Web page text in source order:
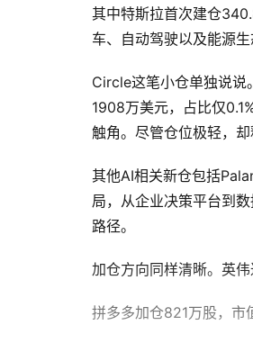
其中特斯拉首次建仓
车、自动驾驶以及能源生
Circle这笔小仓单独说说
1908万美元，占比仅
触角。尽管仓位极轻，
其他AI相关新仓包括
局，从企业决策平台到
路径。
加仓方向同样清晰。英
拼多多加仓821万股，市